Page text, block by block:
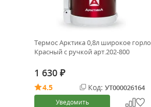
Термос Арктика 0,8л широкое горло
Красный с ручкой арт.202-800
1 630 ₽
4.5 Код: УТ000026164
Уведомить